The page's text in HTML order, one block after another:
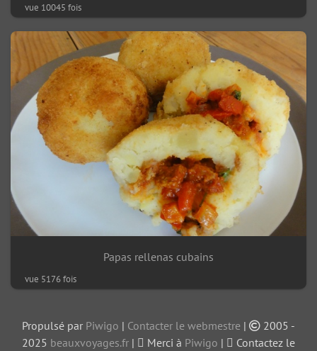
vue 10045 fois
Papas rellenas cubains
vue 5176 fois
Propulsé par Piwigo | Contacter le webmestre |
2005 -
2025 beauxvoyages.fr | Merci à Piwigo |
Contactez le